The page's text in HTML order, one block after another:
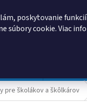
poskytovanie
súbory cookie. Viac
pre školákov a škôlkárov